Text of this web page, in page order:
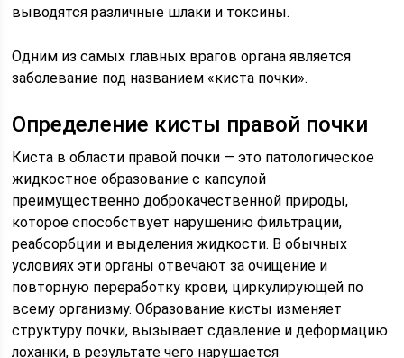
выводятся различные шлаки и токсины.
Одним из самых главных врагов органа является
заболевание под названием «киста почки».
Определение кисты правой почки
Киста в области правой почки — это патологическое
жидкостное образование с капсулой
преимущественно доброкачественной природы,
которое способствует нарушению фильтрации,
реабсорбции и выделения жидкости. В обычных
условиях эти органы отвечают за очищение и
повторную переработку крови, циркулирующей по
всему организму. Образование кисты изменяет
структуру почки, вызывает сдавление и деформацию
лоханки, в результате чего нарушается